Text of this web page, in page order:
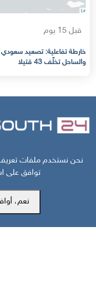
قبل 15 يوم
خارطة تفاعلية: تصعيد
والساحل تخلّف 43 قتيلا
مركز سوث24 للأخبار والدراسات
مكتب عدن
نحن نستخدم ملفات تعريف
توافق على
نعم،